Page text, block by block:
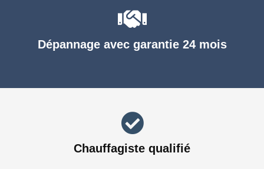
Dépannage avec garantie 24 mois
Chauffagiste qualifié